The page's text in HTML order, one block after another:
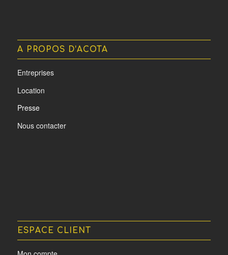
A PROPOS D’ACOTA
Entreprises
Location
Presse
Nous contacter
ESPACE CLIENT